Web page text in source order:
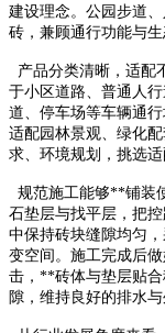
建设理念。公园步道
砖，兼顾通行功能与生
产品分类清晰，适配
于小区道路、普通人
道、停车场等车辆通
适配园林景观、绿化
求、环境规划，挑选适
规范施工能够**铺装
石垫层与找平层，把
中保持砖块缝隙均匀
变空间。施工完成后
击，**砖体与垫层贴
隙，维持良好的排水与